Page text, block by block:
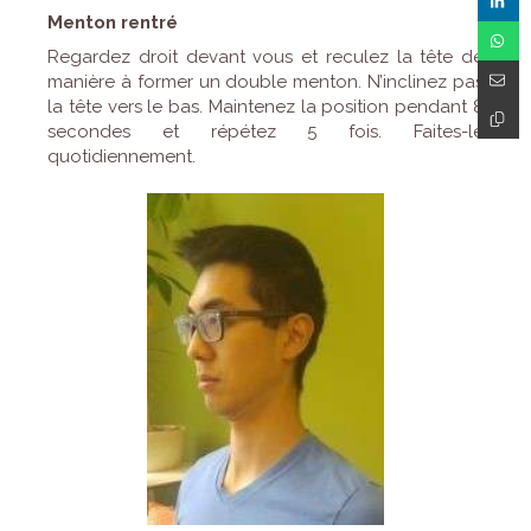
Menton rentré
Regardez droit devant vous et reculez la tête de
manière à former un double menton. N’inclinez pas
la tête vers le bas. Maintenez la position pendant 8
secondes et répétez 5 fois. Faites-le
quotidiennement.